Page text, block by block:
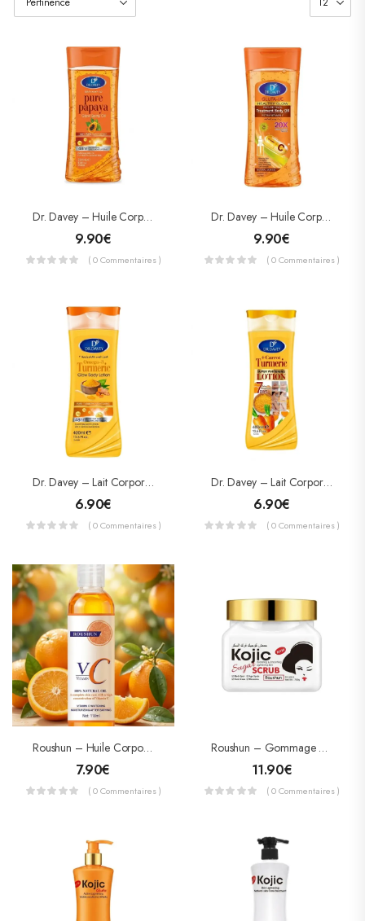
Dr. Davey – Huile Corporelle Pure Papaya Glow – Éclat, Hydratation 48h & Teint Unifié (200 Ml)
9.90€
( 0 Commentaires )
Dr. Davey – Huile Corporelle Gluta-VC & Pro-Rétinol – Éclat, Anti-Taches & Protection SPF 25 (200 Ml)
9.90€
( 0 Commentaires )
Dr. Davey – Lait Corporel Éclaircissant Curcuma & Oméga-3 – Turmeric Glow Body Lotion (400 Ml)
6.90€
( 0 Commentaires )
Dr. Davey – Lait Corporel Éclaircissant Carotte & Curcuma – Super Whitening Lotion (400 Ml)
6.90€
( 0 Commentaires )
Roushun – Huile Corporelle À La Vitamine C – Éclaircissante & Hydratante (118 Ml)
7.90€
( 0 Commentaires )
Roushun – Gommage Corporel Au Sucre Kojic – Éclaircissant, Anti-Taches & Exfoliant (750 G)
11.90€
( 0 Commentaires )